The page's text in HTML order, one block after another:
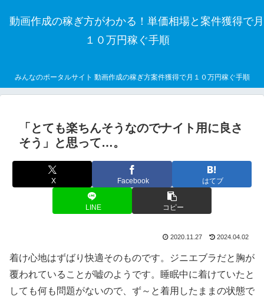
動画作成の稼ぎ方がわかる！単価相場と案件獲得で月
１０万円稼ぐ手順
みんなのポータルサイト 動画作成の稼ぎ方案件獲得で月１０万円稼ぐ手順
「とても楽ちんそうなのでナイト用に良さ
そう」と思って…。
X Facebook はてブ
LINE コピー
2020.11.27 2024.04.02
着け心地はずばり快適そのものです。ジニエブラだと胸が
覆われていることが嘘のようです。睡眠中に着けていたと
しても何も問題がないので、ず～と着用したままの状態で